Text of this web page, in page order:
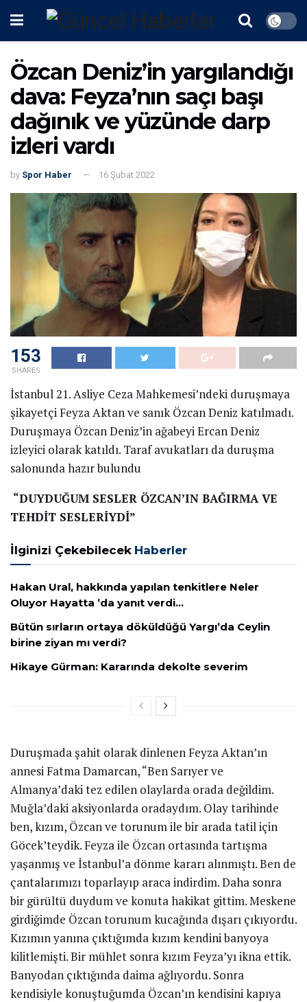
Özcan Deniz’in yargılandığı
dava: Feyza’nın saçı başı
dağınık ve yüzünde darp
izleri vardı
by Spor Haber 16 Şubat 2022
153
SHARES
İstanbul 21. Asliye Ceza Mahkemesi’ndeki duruşmaya
şikayetçi Feyza Aktan ve sanık Özcan Deniz katılmadı.
Duruşmaya Özcan Deniz’in ağabeyi Ercan Deniz
izleyici olarak katıldı. Taraf avukatları da duruşma
salonunda hazır bulundu
“DUYDUĞUM SESLER ÖZCAN’IN BAĞIRMA VE
TEHDİT SESLERİYDİ”
İlginizi Çekebilecek Haberler
Hakan Ural, hakkında yapılan tenkitlere Neler
Oluyor Hayatta ’da yanıt verdi…
Bütün sırların ortaya döküldüğü Yargı’da Ceylin
birine ziyan mı verdi?
Hikaye Gürman: Kararında dekolte severim
Duruşmada şahit olarak dinlenen Feyza Aktan’ın
annesi Fatma Damarcan, “Ben Sarıyer ve
Almanya’daki tez edilen olaylarda orada değildim.
Muğla’daki aksiyonlarda oradaydım. Olay tarihinde
ben, kızım, Özcan ve torunum ile bir arada tatil için
Göcek’teydik. Feyza ile Özcan ortasında tartışma
yaşanmış ve İstanbul’a dönme kararı alınmıştı. Ben de
çantalarımızı toparlayıp araca indirdim. Daha sonra
bir gürültü duydum ve konuta hakikat gittim. Meskene
girdiğimde Özcan torunum kucağında dışarı çıkıyordu.
Kızımın yanına çıktığımda kızım kendini banyoya
kilitlemişti. Bir mühlet sonra kızım Feyza’yı ikna ettik.
Banyodan çıktığında daima ağlıyordu. Sonra
kendisiyle konuştuğumda Özcan’ın kendisini kapıya